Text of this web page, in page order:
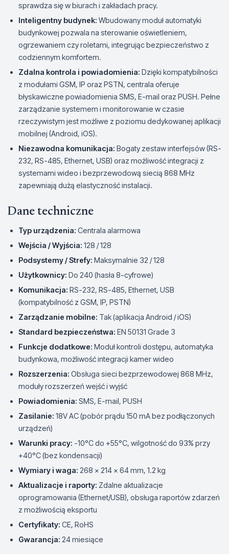
sprawdza się w biurach i zakładach pracy.
Inteligentny budynek: Wbudowany moduł automatyki
budynkowej pozwala na sterowanie oświetleniem,
ogrzewaniem czy roletami, integrując bezpieczeństwo z
codziennym komfortem.
Zdalna kontrola i powiadomienia: Dzięki kompatybilności
z modułami GSM, IP oraz PSTN, centrala oferuje
błyskawiczne powiadomienia SMS, E-mail oraz PUSH. Pełne
zarządzanie systemem i monitorowanie w czasie
rzeczywistym jest możliwe z poziomu dedykowanej aplikacji
mobilnej (Android, iOS).
Niezawodna komunikacja: Bogaty zestaw interfejsów (RS-
232, RS-485, Ethernet, USB) oraz możliwość integracji z
systemami wideo i bezprzewodową siecią 868 MHz
zapewniają dużą elastyczność instalacji.
Dane techniczne
Typ urządzenia: Centrala alarmowa
Wejścia / Wyjścia: 128 / 128
Podsystemy / Strefy: Maksymalnie 32 / 128
Użytkownicy: Do 240 (hasła 8-cyfrowe)
Komunikacja: RS-232, RS-485, Ethernet, USB
(kompatybilność z GSM, IP, PSTN)
Zarządzanie mobilne: Tak (aplikacja Android / iOS)
Standard bezpieczeństwa: EN 50131 Grade 3
Funkcje dodatkowe: Moduł kontroli dostępu, automatyka
budynkowa, możliwość integracji kamer wideo
Rozszerzenia: Obsługa sieci bezprzewodowej 868 MHz,
moduły rozszerzeń wejść i wyjść
Powiadomienia: SMS, E-mail, PUSH
Zasilanie: 18V AC (pobór prądu 150 mA bez podłączonych
urządzeń)
Warunki pracy: -10°C do +55°C, wilgotność do 93% przy
+40°C (bez kondensacji)
Wymiary i waga: 268 x 214 x 64 mm, 1.2 kg
Aktualizacje i raporty: Zdalne aktualizacje
oprogramowania (Ethernet/USB), obsługa raportów zdarzeń
z możliwością eksportu
Certyfikaty: CE, RoHS
Gwarancja: 24 miesiące